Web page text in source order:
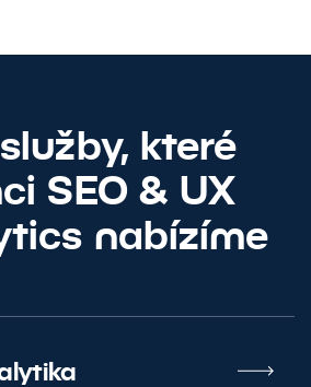
které
SEO & UX
nabízíme